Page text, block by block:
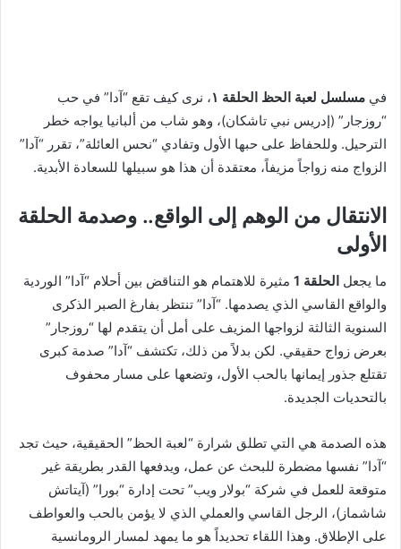
في مسلسل لعبة الحظ الحلقة ١
، نرى كيف تقع “آدا” في حب
“روزجار” (إدريس نبي تاشكان)، وهو شاب من ألبانيا يواجه خطر
الترحيل. وللحفاظ على حبها الأول وتفادي “نحس العائلة”، تقرر “آدا”
الزواج منه زواجاً مزيفاً، معتقدة أن هذا هو سبيلها للسعادة الأبدية.
الانتقال من الوهم إلى الواقع.. وصدمة الحلقة
الأولى
ما يجعل الحلقة 1
مثيرة للاهتمام هو التناقض بين أحلام “آدا” الوردية
والواقع القاسي الذي يصدمها. “آدا” تنتظر بفارغ الصبر الذكرى
السنوية الثالثة لزواجها المزيف على أمل أن يتقدم لها “روزجار”
بعرض زواج حقيقي. لكن بدلاً من ذلك، تكتشف “آدا” صدمة كبرى
تقتلع جذور إيمانها بالحب الأول، وتضعها على مسار محفوف
بالتحديات الجديدة.
هذه الصدمة هي التي تطلق شرارة “لعبة الحظ” الحقيقية، حيث تجد
“آدا” نفسها مضطرة للبحث عن عمل، ويدفعها القدر بطريقة غير
متوقعة للعمل في شركة “بولار ويب” تحت إدارة “بورا” (آيتاتش
شاشماز)، الرجل القاسي والعملي الذي لا يؤمن بالحب والعواطف
على الإطلاق. وهذا اللقاء تحديداً هو ما يمهد لمسار الرومانسية